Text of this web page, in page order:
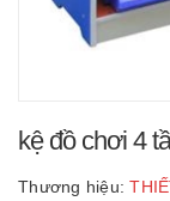
kệ đồ chơi 4
Thương hiệu: